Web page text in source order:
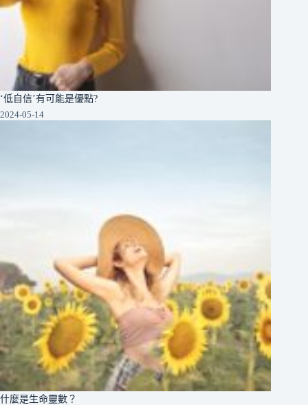
‘低自信’有可能是優點?
2024-05-14
什麼是生命靈數？